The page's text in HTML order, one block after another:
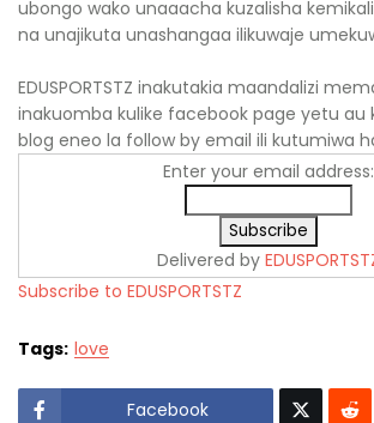
ubongo wako unaaacha kuzalisha
na unajikuta unashangaa ilikuwaje
EDUSPORTSTZ inakutakia maandalizi
inakuomba kulike facebook page yetu au
blog eneo la follow by email ili kutumiwa
Enter your email address:
Delivered by
Subscribe to EDUSPORTSTZ
Tags: love
Facebook